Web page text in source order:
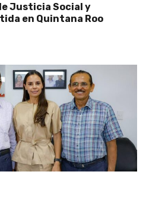
Justicia Social y
en Quintana Roo